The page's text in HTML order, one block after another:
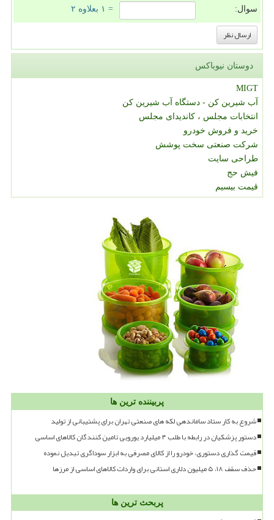
سوال: = ۱ بعلاوه ۲
دوستان نیوباکس
MIGT
آب شیرین کن - دستگاه آب شیرین کن
انتخابات مجلس ، کاندیدای مجلس
خرید و فروش خودرو
شرکت صنعتی سخت پوشش
طراحی سایت
فیش حج
قیمت بیسیم
پربیننده ترین ها
شروع به کار ستاد ساماندهی لکه های صنعتی تهران برای پشتیبانی از تولید
دستور پزشکیان در رابطه با طلب ۴ میلیارد یورویی تامین کنندگان کالاهای اساسی
قیمت گذاری دستوری، خودرو را از کالای مصرفی به ابزار سوداگری تبدیل نموده
حذف سقف ۱۸، ۵ میلیون دلاری استانی برای واردات کالاهای اساسی از مرزها
پربحث ترین ها